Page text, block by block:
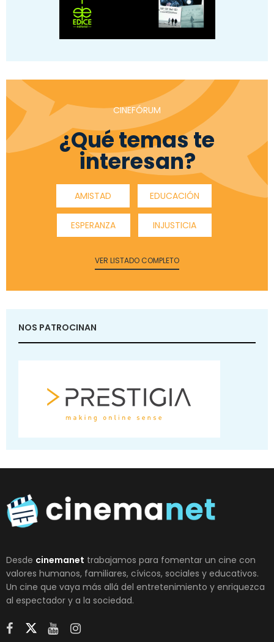
CINEFÓRUM
¿Qué temas te
interesan?
AMISTAD EDUCACIÓN
ESPERANZA INJUSTICIA
VER LISTADO COMPLETO
NOS PATROCINAN
Desde cinemanet trabajamos para fomentar un cine con
valores humanos, familiares, cívicos, sociales y educativos.
Un cine que vaya más allá del entretenimiento y enriquezca
al espectador y a la sociedad.